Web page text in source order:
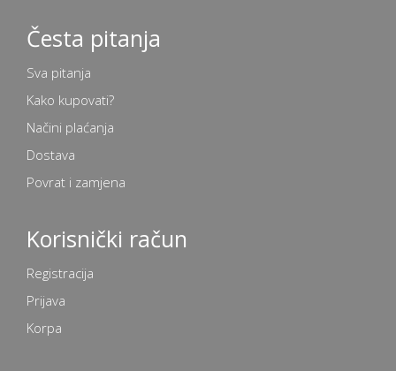
Česta pitanja
Sva pitanja
Kako kupovati?
Načini plaćanja
Dostava
Povrat i zamjena
Korisnički račun
Registracija
Prijava
Korpa